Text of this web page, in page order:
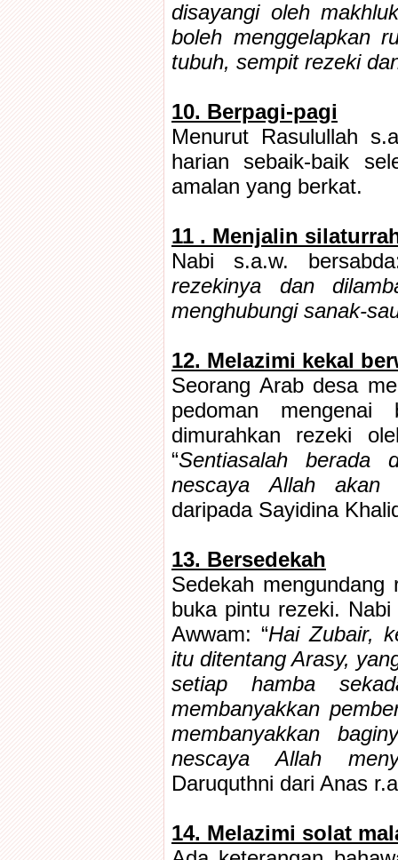
disayangi oleh
boleh menggelapkan
tubuh, sempit rezeki
10. Berpagi-pagi
Menurut Rasulullah
harian sebaik-baik
amalan yang berkat.
11 . Menjalin
Nabi s.a.w.
rezekinya dan
menghubungi sanak-
12. Melazimi kekal
Seorang Arab desa
pedoman mengenai
dimurahkan rezeki
“Sentiasalah berada
nescaya Allah akan
daripada Sayidina
13. Bersedekah
Sedekah
buka pintu rezeki.
Awwam: “Hai Zubair,
itu ditentang Arasy,
setiap hamba
membanyakkan
membanyakkan
nescaya Allah
Daruquthni dari Anas
14. Melazimi solat